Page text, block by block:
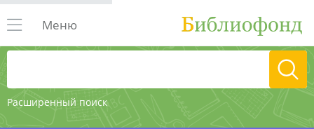
Расширенный поиск
Меню